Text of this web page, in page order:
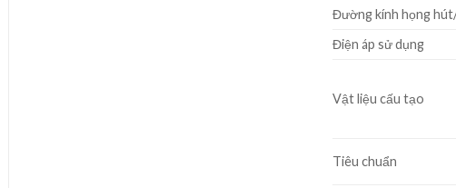
Đường kính họng
Điện áp sử dụng
Vật liệu cấu tạo
Tiêu chuẩn